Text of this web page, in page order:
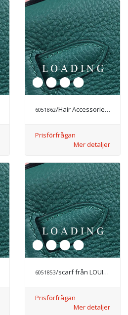
6051862/Hair Accessories från CHANEL
Prisförfrågan
Mer detaljer
6051853/scarf från LOUIS VUITTON
Prisförfrågan
Mer detaljer